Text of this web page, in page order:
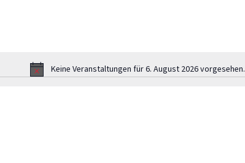
Hinweis
Keine Veranstaltungen für 6. August 2026 vorgesehen.